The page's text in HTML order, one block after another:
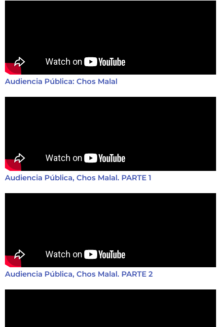
Audiencia Pública: Chos Malal
Audiencia Pública, Chos Malal. PARTE 1
Audiencia Pública, Chos Malal. PARTE 2